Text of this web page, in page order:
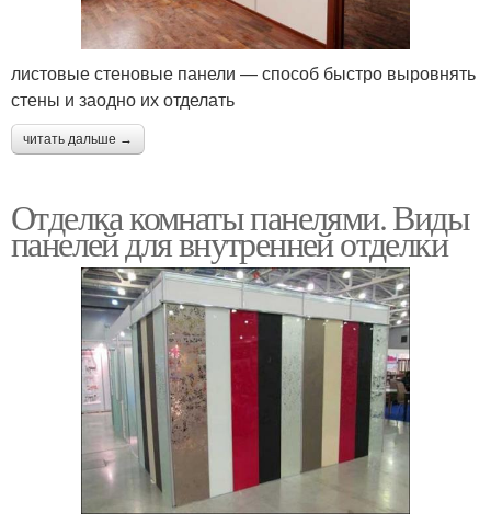
листовые стеновые панели — способ быстро выровнять
стены и заодно их отделать
читать дальше →
Отделка комнаты панелями. Виды
панелей для внутренней отделки